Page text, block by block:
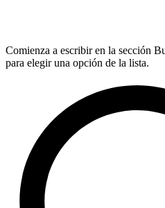
Comienza a escribir en la sección
para elegir una opción de la lista.